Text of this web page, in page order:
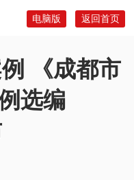
返回首页
电脑版
《成都市
选编